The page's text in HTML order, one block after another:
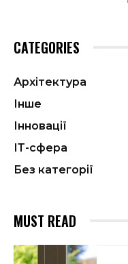
CATEGORIES
Архітектура
Інше
Інновації
ІТ-сфера
Без категорії
MUST READ